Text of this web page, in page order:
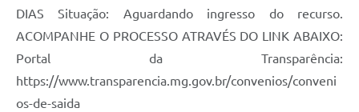
DIAS Situação: Aguardando ingresso do recurso.
ACOMPANHE O PROCESSO ATRAVÉS DO LINK ABAIXO:
Portal da Transparência:
https://www.transparencia.mg.gov.br/convenios/conveni
os-de-saida